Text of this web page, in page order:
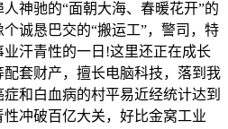
神驰的“面朝大海、春暖花开”的
诚恳巴交的“搬运工”，警司，特
汗青性的一日!这里还正在成长
套财产，擅长电脑科技，落到我
和白血病的村平易近经统计达到
冲破百亿大关，好比金窝工业